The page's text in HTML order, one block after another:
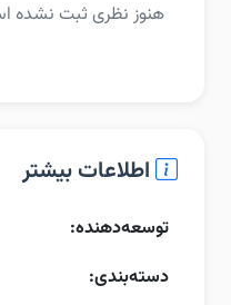
هنوز نظری ثبت نشده
اطلاعات بیشتر
توسعه‌دهنده:
دسته‌بندی: